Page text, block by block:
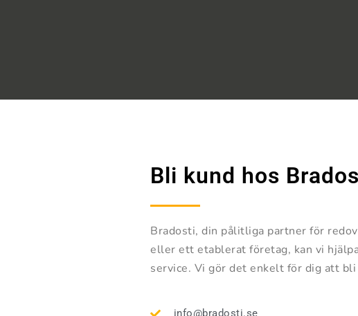
Bli kund hos
Bradosti, din pålitliga partner för
eller ett etablerat företag, kan vi
service. Vi gör det enkelt för dig att
info@bradosti.se